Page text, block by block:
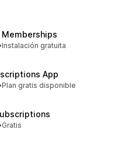
en total
Instalación gratuita
App
en total
Plan gratis disponible
en total
Gratis